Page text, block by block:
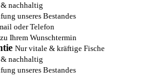
nachhaltig
unseres Bestandes
oder Telefon
zu Ihrem Wunschtermin
Nur vitale & kräftige Fische
nachhaltig
unseres Bestandes